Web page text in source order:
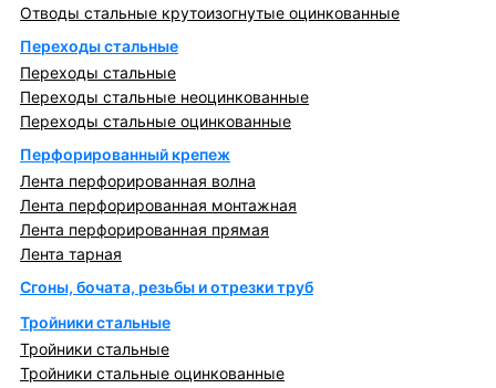
Отводы стальные крутоизогнутые оцинкованные
Переходы стальные
Переходы стальные
Переходы стальные неоцинкованные
Переходы стальные оцинкованные
Перфорированный крепеж
Лента перфорированная волна
Лента перфорированная монтажная
Лента перфорированная прямая
Лента тарная
Сгоны, бочата, резьбы и отрезки труб
Тройники стальные
Тройники стальные
Тройники стальные оцинкованные